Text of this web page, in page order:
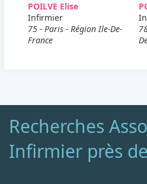
POILVE Elise
Infirmier
75 - Paris - Région Ile-De-
France
Recherches
Infirmier près